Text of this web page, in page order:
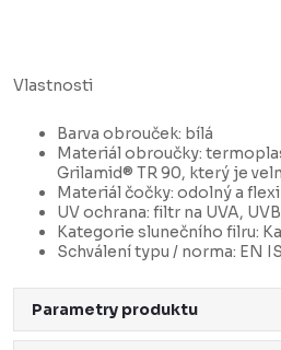
Vlastnosti
Barva obrouček: bílá
Materiál obroučky:
Grilamid® TR 90, který je
Materiál čočky: odolný a
UV ochrana: filtr na UVA,
Kategorie slunečního filru:
Schválení typu / norma: EN
Parametry produktu